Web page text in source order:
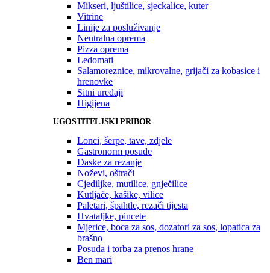
Mikseri, ljuštilice, sjeckalice, kuter
Vitrine
Linije za posluživanje
Neutralna oprema
Pizza oprema
Ledomati
Salamoreznice, mikrovalne, grijači za kobasice i
hrenovke
Sitni uređaji
Higijena
UGOSTITELJSKI PRIBOR
Lonci, šerpe, tave, zdjele
Gastronorm posude
Daske za rezanje
Noževi, oštrači
Cjediljke, mutilice, gnječilice
Kutljače, kašike, vilice
Paletari, špahtle, rezači tijesta
Hvataljke, pincete
Mjerice, boca za sos, dozatori za sos, lopatica za
brašno
Posuda i torba za prenos hrane
Ben mari